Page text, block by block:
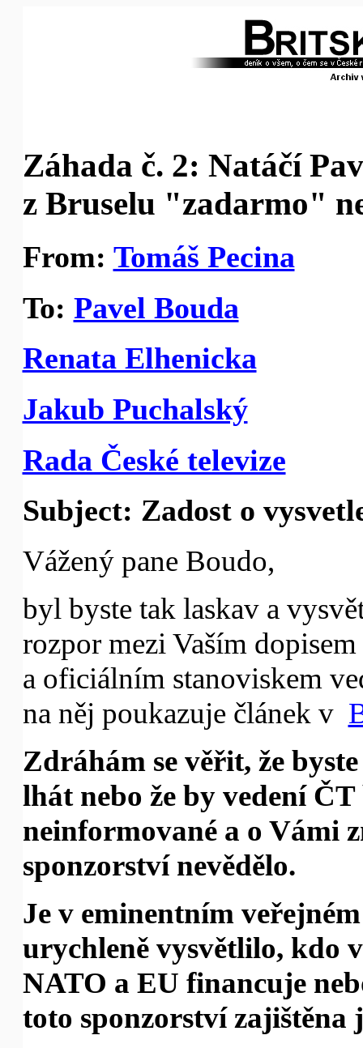
Záhada č. 2: Natáčí
z Bruselu "zadarmo"
From: Tomáš Pecina
To: Pavel Bouda
Renata Elhenicka
Jakub Puchalský
Rada České televize
Subject: Zadost o
Vážený pane Boudo,
byl byste tak laskav a
rozpor mezi Vaším
a oficiálním stanoviskem
na něj poukazuje článek v
Zdráhám se věřit, že
lhát nebo že by vedení
neinformované a o Vámi
sponzorství nevědělo.
Je v eminentním
urychleně vysvětlilo, kdo
NATO a EU financuje
toto sponzorství zajištěna